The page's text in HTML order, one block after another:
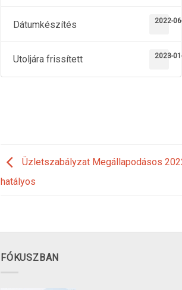
Dátumkészítés 2022-
Utoljára frissített 2023-
Üzletszabályzat Megállapodásos
hatályos
FÓKUSZBAN